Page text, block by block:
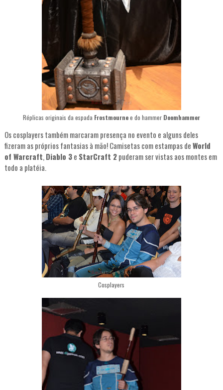
Réplicas originais da espada Frostmournee do hammer Doomhammer
Os cosplayers também marcaram presença no evento e alguns deles
fizeram as próprios fantasias à mão! Camisetas com estampas deWorld
of Warcraft, Diablo 3e StarCraft 2puderam ser vistas aos montes em
todo a platéia.
Cosplayers